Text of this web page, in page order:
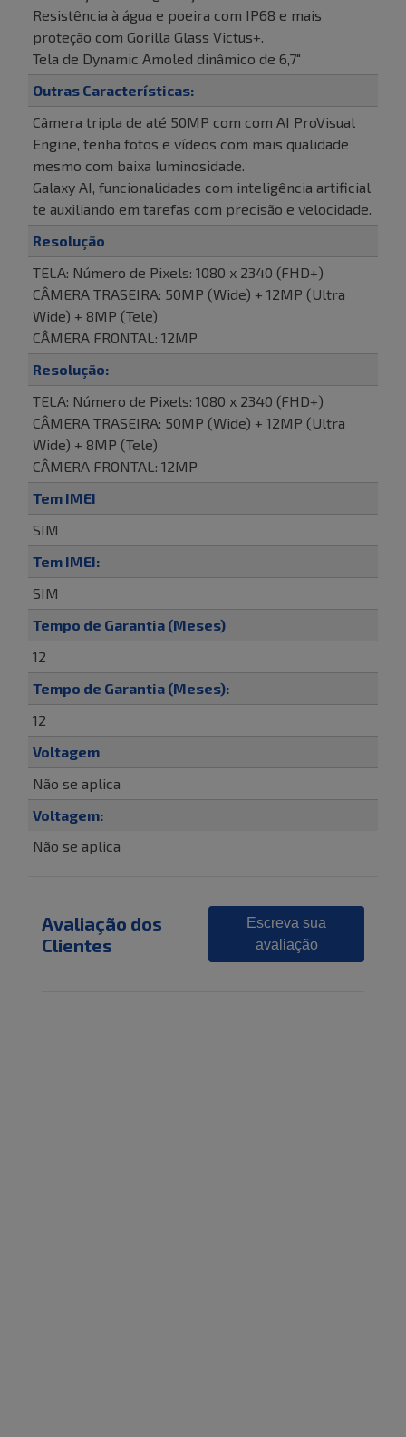
Resistência à água e poeira com IP68 e mais
proteção com Gorilla Glass Victus+.
Tela de Dynamic Amoled dinâmico de 6,7"
Outras Características:
Câmera tripla de até 50MP com com AI ProVisual
Engine, tenha fotos e vídeos com mais qualidade
mesmo com baixa luminosidade.
Galaxy AI, funcionalidades com inteligência artificial
te auxiliando em tarefas com precisão e velocidade.
Resolução
TELA: Número de Pixels: 1080 x 2340 (FHD+)
CÂMERA TRASEIRA: 50MP (Wide) + 12MP (Ultra
Wide) + 8MP (Tele)
CÂMERA FRONTAL: 12MP
Resolução:
TELA: Número de Pixels: 1080 x 2340 (FHD+)
CÂMERA TRASEIRA: 50MP (Wide) + 12MP (Ultra
Wide) + 8MP (Tele)
CÂMERA FRONTAL: 12MP
Tem IMEI
SIM
Tem IMEI:
SIM
Tempo de Garantia (Meses)
12
Tempo de Garantia (Meses):
12
Voltagem
Não se aplica
Voltagem:
Não se aplica
Avaliação dos
Clientes
Escreva sua
avaliação